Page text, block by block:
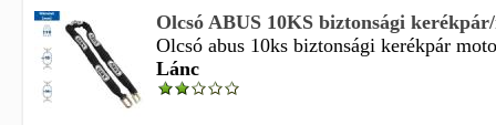
Olcsó ABUS 10KS biztonsági
Olcsó abus 10ks biztonsági kerékpár
Lánc